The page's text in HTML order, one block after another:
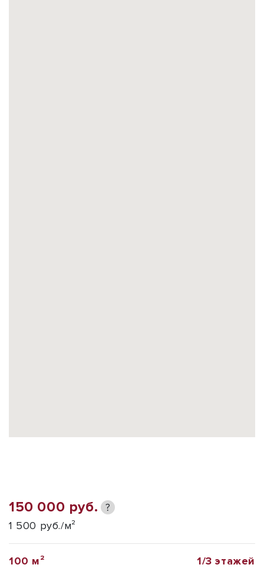
150 000 руб. ?
1 500 руб./м²
100 м² 1/3 этажей